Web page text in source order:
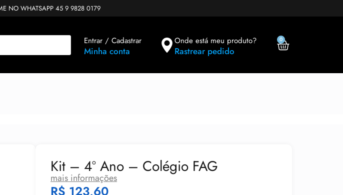
NO WHATSAPP 45 9 9828 0179
Entrar / Cadastrar
Minha conta
Onde está meu produto?
Rastrear pedido
0
Kit – 4º Ano – Colégio FAG
mais informações
R$ 123,60